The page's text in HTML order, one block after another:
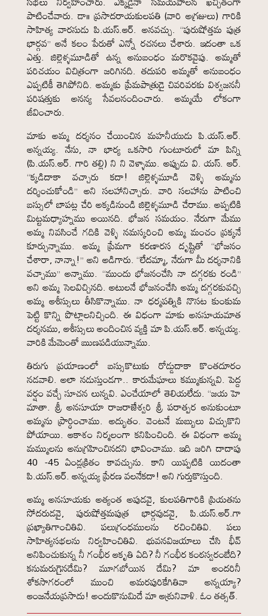
పాటించేవారు. డా॥ ప్రసాదరాయకులపతి (వారి అగ్రజులు) గారికి
సాహిత్య వారసుడు పి.యస్.ఆర్. అనవచ్చు. “పురుషోత్తమ పుత్ర
భార్గవ” అనే కలం పేరుతో ఎన్నో రచనలు చేశారు. ఇదంతా ఒక
ఎత్తు. జిల్లెళ్ళమూడితో ఉన్న అనుబంధం మరొకవైపు. అమ్మతో
పరిచయం విచిత్రంగా జరిగినది. తదుపరి అమ్మతో అనుబంధం
ఎప్పటికీ తెగిపోనిది. అమ్మకు ప్రేమపాత్రుడై చివరివరకు విశ్వజననీ
పరిషత్తుకు అనన్య సేవలనందించారు. అమ్మయే లోకంగా
జీవించారు.
మాకు అమ్మ దర్శనం చేయించిన మహనీయుడు పి.యస్.ఆర్.
అన్నయ్య. నేను, నా భార్య ఒకసారి గుంటూరులో మా పిన్ని
(పి.యస్.ఆర్. గారి తల్లి) ని ని వెళ్ళాము. అప్పుడు వి. యస్. ఆర్.
“క్కడిదాకా వచ్చారు కదా! జిల్లెళ్ళమూడి వెళ్ళి అమ్మను
దర్శించుకోండి” అని సలహానిచ్చారు. వారి సలహాను పాటించి
బస్సులో బాపట్ల చేరి అక్కడినుండి జిల్లెళ్ళమూడి చేరాము. అప్పటికి
మిట్టమధ్యాహ్నము అయినది. భోజన సమయం. నేరుగా మేము
అమ్మ నివసించే గదికి వెళ్ళి నమస్కరించి అమ్మ మంచం ప్రక్కనే
కూర్చున్నాము. అమ్మ ప్రేమగా కరణారస దృష్టితో “భోజనం
చేశారా, నాన్నా!” అని అడిగారు. “లేదమ్మా, నేరుగా మీ దర్శనానికి
వచ్చాము” అన్నాము. “ముందు భోజనంచేసి నా దగ్గరకు రండి”
అని అమ్మ సెలవిచ్చినది. అటులనే భోజనంచేసి అమ్మ దగ్గరకువచ్చి
అమ్మ ఆశీస్సులు తీసికొన్నాము. నా ధర్మపత్నికి నొసట కుంకుమ
పెట్టి కొన్ని పొట్లాలనిచ్చింది. ఈ విధంగా మాకు అనసూయమాత
దర్శనము, ఆశీస్సులు అందించిన వ్యక్తి మా పి.యస్.ఆర్. అన్నయ్య.
వారికి మేమెంతో ఋణపడియున్నాము.
తిరుగు ప్రయాణంలో బస్సుకొటుకు రోడ్డుదాకా కొంతదూరం
నడవాలి. అలా నడుస్తుండగా.. కారుమేఘాలు కమ్ముకున్నవి. పెద్ద
వర్షం వచ్చే సూచన లున్నవి. ఎంచేయాలో తెలియలేదు. “జయ హె
మాతా. శ్రీ అనసూయా రాజరాజేశ్వరి శ్రీ పరాత్పర అనుకుంటూ
అమ్మను ప్రార్ధించాము. అద్భుతం. వెంటనే మబ్బులు విచ్చుకొని
పోయాయి. ఆకాశం నిర్మలంగా కనిపించింది. ఈ విధంగా అమ్మ
మమ్ములను అనుగ్రహించినదని భావించాము. ఇది జరిగి దాదాపు
40 -45 ఏండ్లక్రితం కావచ్చును. కాని యిప్పటికి యిదంతా
పి.యస్.ఆర్. అన్నయ్య ప్రేరణ వలనేకదా! అని గుర్తుకొస్తుంది.
అమ్మ అనసూయకు అత్యంత అపుడవై, కులపతిగారికి ప్రియతను
సోదరుడవై, పురుషోత్తమపుత్ర భార్గవుడవై, పి.యస్.ఆర్.గా
ప్రఖ్యాతిగాంచితివి. పలుగ్రంధములను రచించితివి. పలు
సాహిత్యసభలను నిర్వహించితివి. భువనవిజయాలు చేసి భీవ్
అనిపించుకున్న నీ గంభీర ఆకృతి ఏది? నీ గంభీర కంఠస్వరంబేది?
కనుమరుగైనదేమి? మూగబోయిన దేమి? మా అందరినీ
శోకసాగరంలో ముంచి అమరపురికేగితివా అన్నయ్యా?
ఆంజనేయప్రసాదు! అందుకొనుమిదే మా ఆశ్రునివాళి. ఓం తత్సత్.